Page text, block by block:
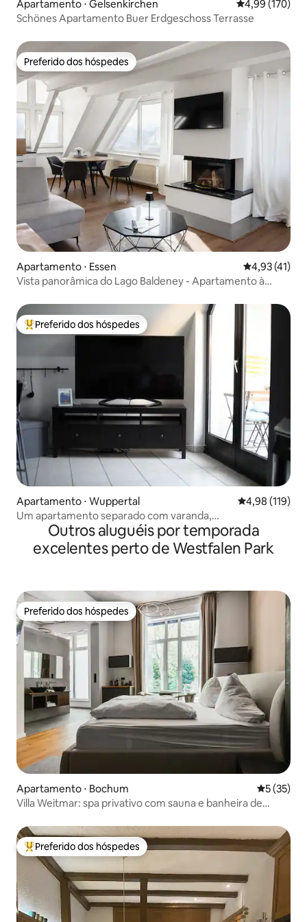
Apartamento ⋅ Gelsenkirchen 4,99 de uma
4,99 (170)
Schönes Apartamento Buer Erdgeschoss Terrasse
Preferido dos hóspedes
Preferido dos hóspedes
Apartamento ⋅ Essen 4,93 de uma
4,93 (41)
Vista panorâmica do Lago Baldeney - Apartamento à
Entre os melhores preferidos dos hóspedes
Preferido dos hóspedes
Apartamento ⋅ Wuppertal 4,98 de uma
4,98 (119)
Um apartamento separado com varanda,
estacionamento e Wi-Fi
Outros aluguéis por temporada
excelentes perto de Westfalen Park
Preferido dos hóspedes
Preferido dos hóspedes
Apartamento ⋅ Bochum 5 de uma
5 (35)
Villa Weitmar: spa privativo com sauna e banheira de
Entre os melhores preferidos dos hóspedes
Preferido dos hóspedes